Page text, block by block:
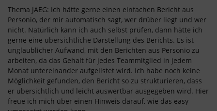
Thema JAEG: Ich hätte gerne einen einfachen Bericht aus
Personio, der mir automatisch sagt, wer drüber liegt und wer
nicht. Natürlich kann ich auch selbst prüfen, dann hätte ich
gerne eine übersichtliche Darstellung des Berichts. Es ist
unglaublicher Aufwand, mit den Berichten aus Personio zu
arbeiten, da das Gehalt für jedes Teammitglied in jedem
Monat untereinander aufgelistet wird. Ich habe noch keine
Möglichkeit gefunden, den Bericht so zu strukturieren, dass
er übersichtlich und leicht auswertbar ausgegeben wird. Hier
freue ich mich über einen Hinweis darauf, wie das easy